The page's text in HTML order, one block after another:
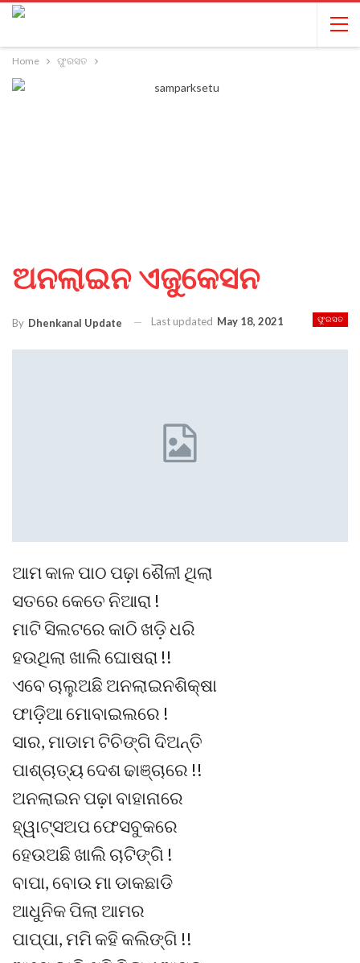
Home ଫୁରସତ
ଅନଲାଇନ ଏଜୁକେସନ
ଫୁରସତ
By Dhenkanal Update Last updated May 18, 2021
ଆମ କାଳ ପାଠ ପଢ଼ା ଶୈଳୀ ଥିଲା
ସତରେ କେତେ ନିଆରା !
ମାଟି ସିଲଟରେ କାଠି ଖଡ଼ି ଧରି
ହଉଥିଲା ଖାଲି ଘୋଷରା !!
ଏବେ ଚାଲୁଅଛି ଅନଲାଇନଶିକ୍ଷା
ଫାଡ଼ିଆ ମୋବାଇଲରେ !
ସାର, ମାଡାମ ଟିଚିଙ୍ଗି ଦିଅନ୍ତି
ପାଶ୍ଚାତ୍ୟ ଦେଶ ଢାଞ୍ଚାରେ !!
ଅନଲାଇନ ପଢ଼ା ବାହାନାରେ
ହ୍ୱାଟ୍ସଅପ ଫେସବୁକରେ
ହେଉଅଛି ଖାଲି ଚାଟିଙ୍ଗି !
ବାପା, ବୋଉ ମା ଡାକଛାଡି
ଆଧୁନିକ ପିଲା ଆମର
ପାପ୍ପା, ମମି କହି କଲିଙ୍ଗି !!